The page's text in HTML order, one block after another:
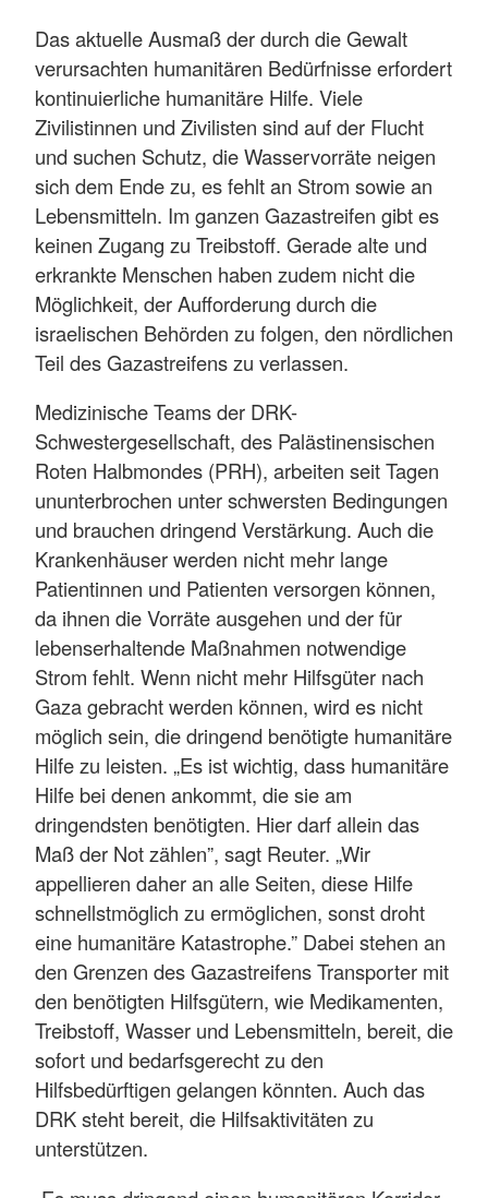
Das aktuelle Ausmaß der durch die Gewalt
verursachten humanitären Bedürfnisse erfordert
kontinuierliche humanitäre Hilfe. Viele
Zivilistinnen und Zivilisten sind auf der Flucht
und suchen Schutz, die Wasservorräte neigen
sich dem Ende zu, es fehlt an Strom sowie an
Lebensmitteln. Im ganzen Gazastreifen gibt es
keinen Zugang zu Treibstoff. Gerade alte und
erkrankte Menschen haben zudem nicht die
Möglichkeit, der Aufforderung durch die
israelischen Behörden zu folgen, den nördlichen
Teil des Gazastreifens zu verlassen.
Medizinische Teams der DRK-
Schwestergesellschaft, des Palästinensischen
Roten Halbmondes (PRH), arbeiten seit Tagen
ununterbrochen unter schwersten Bedingungen
und brauchen dringend Verstärkung. Auch die
Krankenhäuser werden nicht mehr lange
Patientinnen und Patienten versorgen können,
da ihnen die Vorräte ausgehen und der für
lebenserhaltende Maßnahmen notwendige
Strom fehlt. Wenn nicht mehr Hilfsgüter nach
Gaza gebracht werden können, wird es nicht
möglich sein, die dringend benötigte humanitäre
Hilfe zu leisten. „Es ist wichtig, dass humanitäre
Hilfe bei denen ankommt, die sie am
dringendsten benötigten. Hier darf allein das
Maß der Not zählen”, sagt Reuter. „Wir
appellieren daher an alle Seiten, diese Hilfe
schnellstmöglich zu ermöglichen, sonst droht
eine humanitäre Katastrophe.” Dabei stehen an
den Grenzen des Gazastreifens Transporter mit
den benötigten Hilfsgütern, wie Medikamenten,
Treibstoff, Wasser und Lebensmitteln, bereit, die
sofort und bedarfsgerecht zu den
Hilfsbedürftigen gelangen könnten. Auch das
DRK steht bereit, die Hilfsaktivitäten zu
unterstützen.